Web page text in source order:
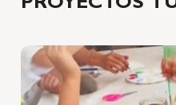
PROYECTOS